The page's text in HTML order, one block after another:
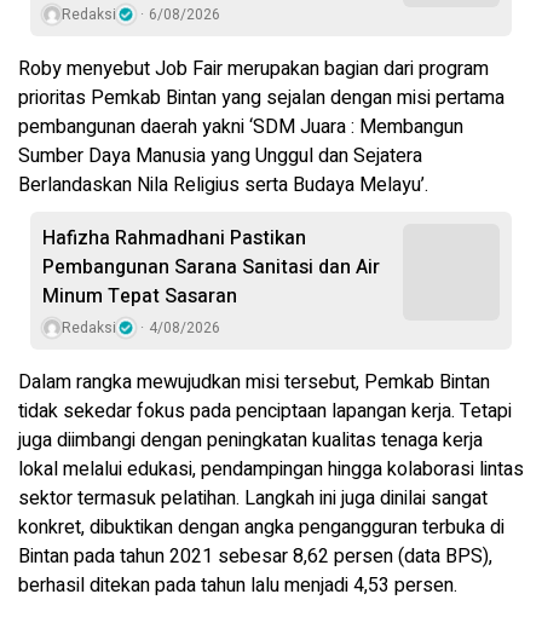
Redaksi 6/08/2026
Roby menyebut Job Fair merupakan bagian dari program
prioritas Pemkab Bintan yang sejalan dengan misi pertama
pembangunan daerah yakni ‘SDM Juara : Membangun
Sumber Daya Manusia yang Unggul dan Sejatera
Berlandaskan Nila Religius serta Budaya Melayu’.
Hafizha Rahmadhani Pastikan
Pembangunan Sarana Sanitasi dan Air
Minum Tepat Sasaran
Redaksi 4/08/2026
Dalam rangka mewujudkan misi tersebut, Pemkab Bintan
tidak sekedar fokus pada penciptaan lapangan kerja. Tetapi
juga diimbangi dengan peningkatan kualitas tenaga kerja
lokal melalui edukasi, pendampingan hingga kolaborasi lintas
sektor termasuk pelatihan. Langkah ini juga dinilai sangat
konkret, dibuktikan dengan angka pengangguran terbuka di
Bintan pada tahun 2021 sebesar 8,62 persen (data BPS),
berhasil ditekan pada tahun lalu menjadi 4,53 persen.